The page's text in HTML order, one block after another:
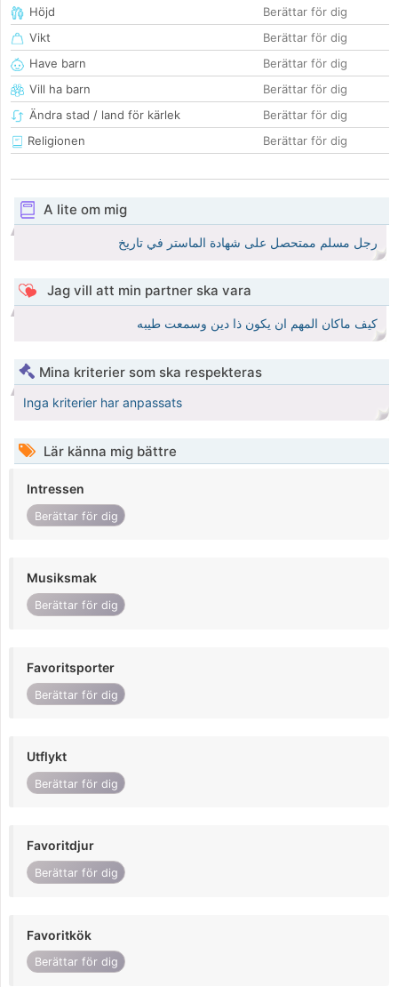
Höjd
Berättar för dig
Vikt
Berättar för dig
Have barn
Berättar för dig
Vill ha barn
Berättar för dig
Ändra stad / land för kärlek
Berättar för dig
Religionen
Berättar för dig
A lite om mig
رجل مسلم ممتحصل على شهادة الماستر في تاريخ
Jag vill att min partner ska vara
كيف ماكان المهم ان يكون ذا دين وسمعت طيبه
Mina kriterier som ska respekteras
Inga kriterier har anpassats
Lär känna mig bättre
Intressen
Berättar för dig
Musiksmak
Berättar för dig
Favoritsporter
Berättar för dig
Utflykt
Berättar för dig
Favoritdjur
Berättar för dig
Favoritkök
Berättar för dig